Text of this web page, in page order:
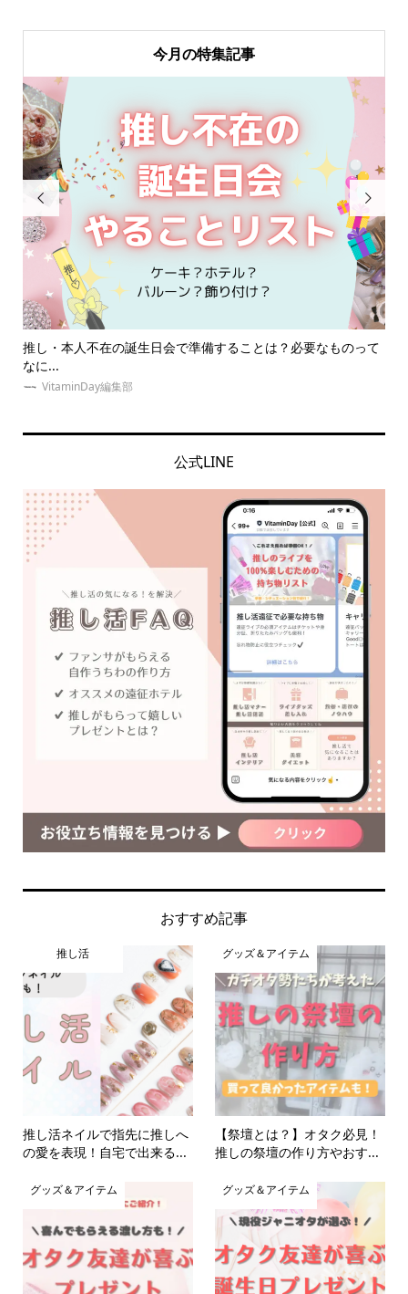
今月の特集記事

って
【祭壇とは？】オタク必見！推しの祭壇の作り方やおすすめグ
ッズ...
VitaminDay編集部

公式LINE
おすすめ記事
推し活
推し活ネイルで指先に推しへ
の愛を表現！自宅で出来る...
グッズ＆アイテム
【祭壇とは？】オタク必見！
推しの祭壇の作り方やおす...
グッズ＆アイテム グッズ＆アイテム